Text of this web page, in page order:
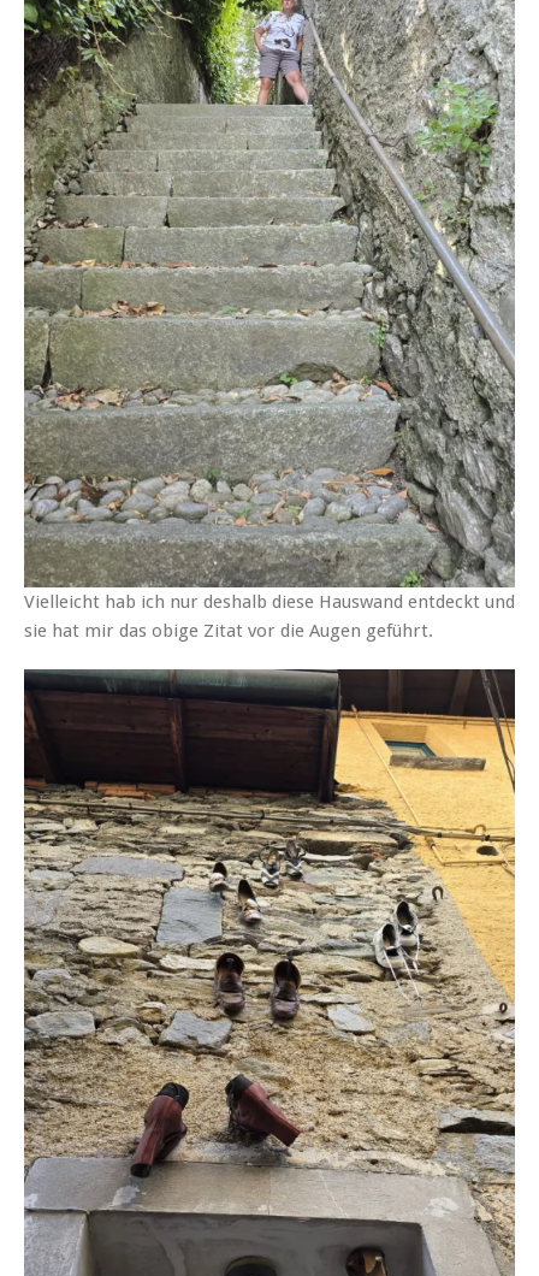
Vielleicht hab ich nur deshalb diese Hauswand entdeckt und
sie hat mir das obige Zitat vor die Augen geführt.